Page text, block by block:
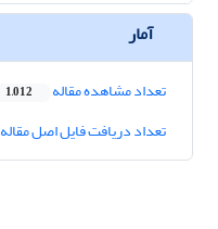
آمار
تعداد مشاهده مقاله 1,012
تعداد دریافت فایل اصل مقاله